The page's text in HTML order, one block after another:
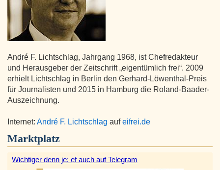
André F. Lichtschlag, Jahrgang 1968, ist Chefredakteur
und Herausgeber der Zeitschrift „eigentümlich frei“. 2009
erhielt Lichtschlag in Berlin den Gerhard-Löwenthal-Preis
für Journalisten und 2015 in Hamburg die Roland-Baader-
Auszeichnung.
Internet: André F. Lichtschlag aufeifrei.de
Marktplatz
Wichtiger denn je: ef auch auf Telegram